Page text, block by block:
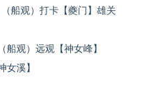
观）打卡【夔门】雄关
观）远观【神女峰】
溪】